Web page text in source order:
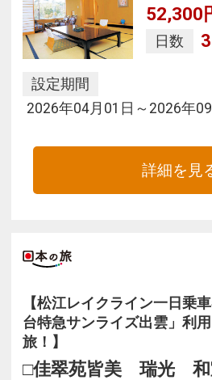
52,300
日数 3
設定期間
2026年04月01日～2026年
詳細を見
【松江レイクライン一日乗
台特急サンライズ出雲」利
旅！】
□佳翠苑皆美 瑞光 和